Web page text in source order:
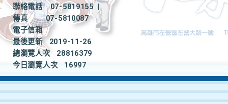
聯絡電話
07-5819155
|
傳真
07-5810087
電子信箱
最後更新
2019-11-26
總瀏覽人次
28816379
今日瀏覽人次
16997